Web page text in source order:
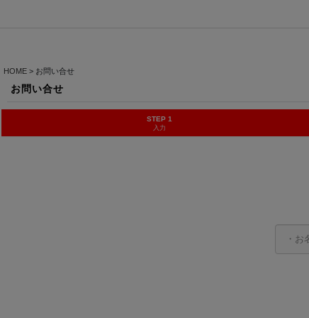
HOME > お問い合せ
お問い合せ
STEP 1
入力